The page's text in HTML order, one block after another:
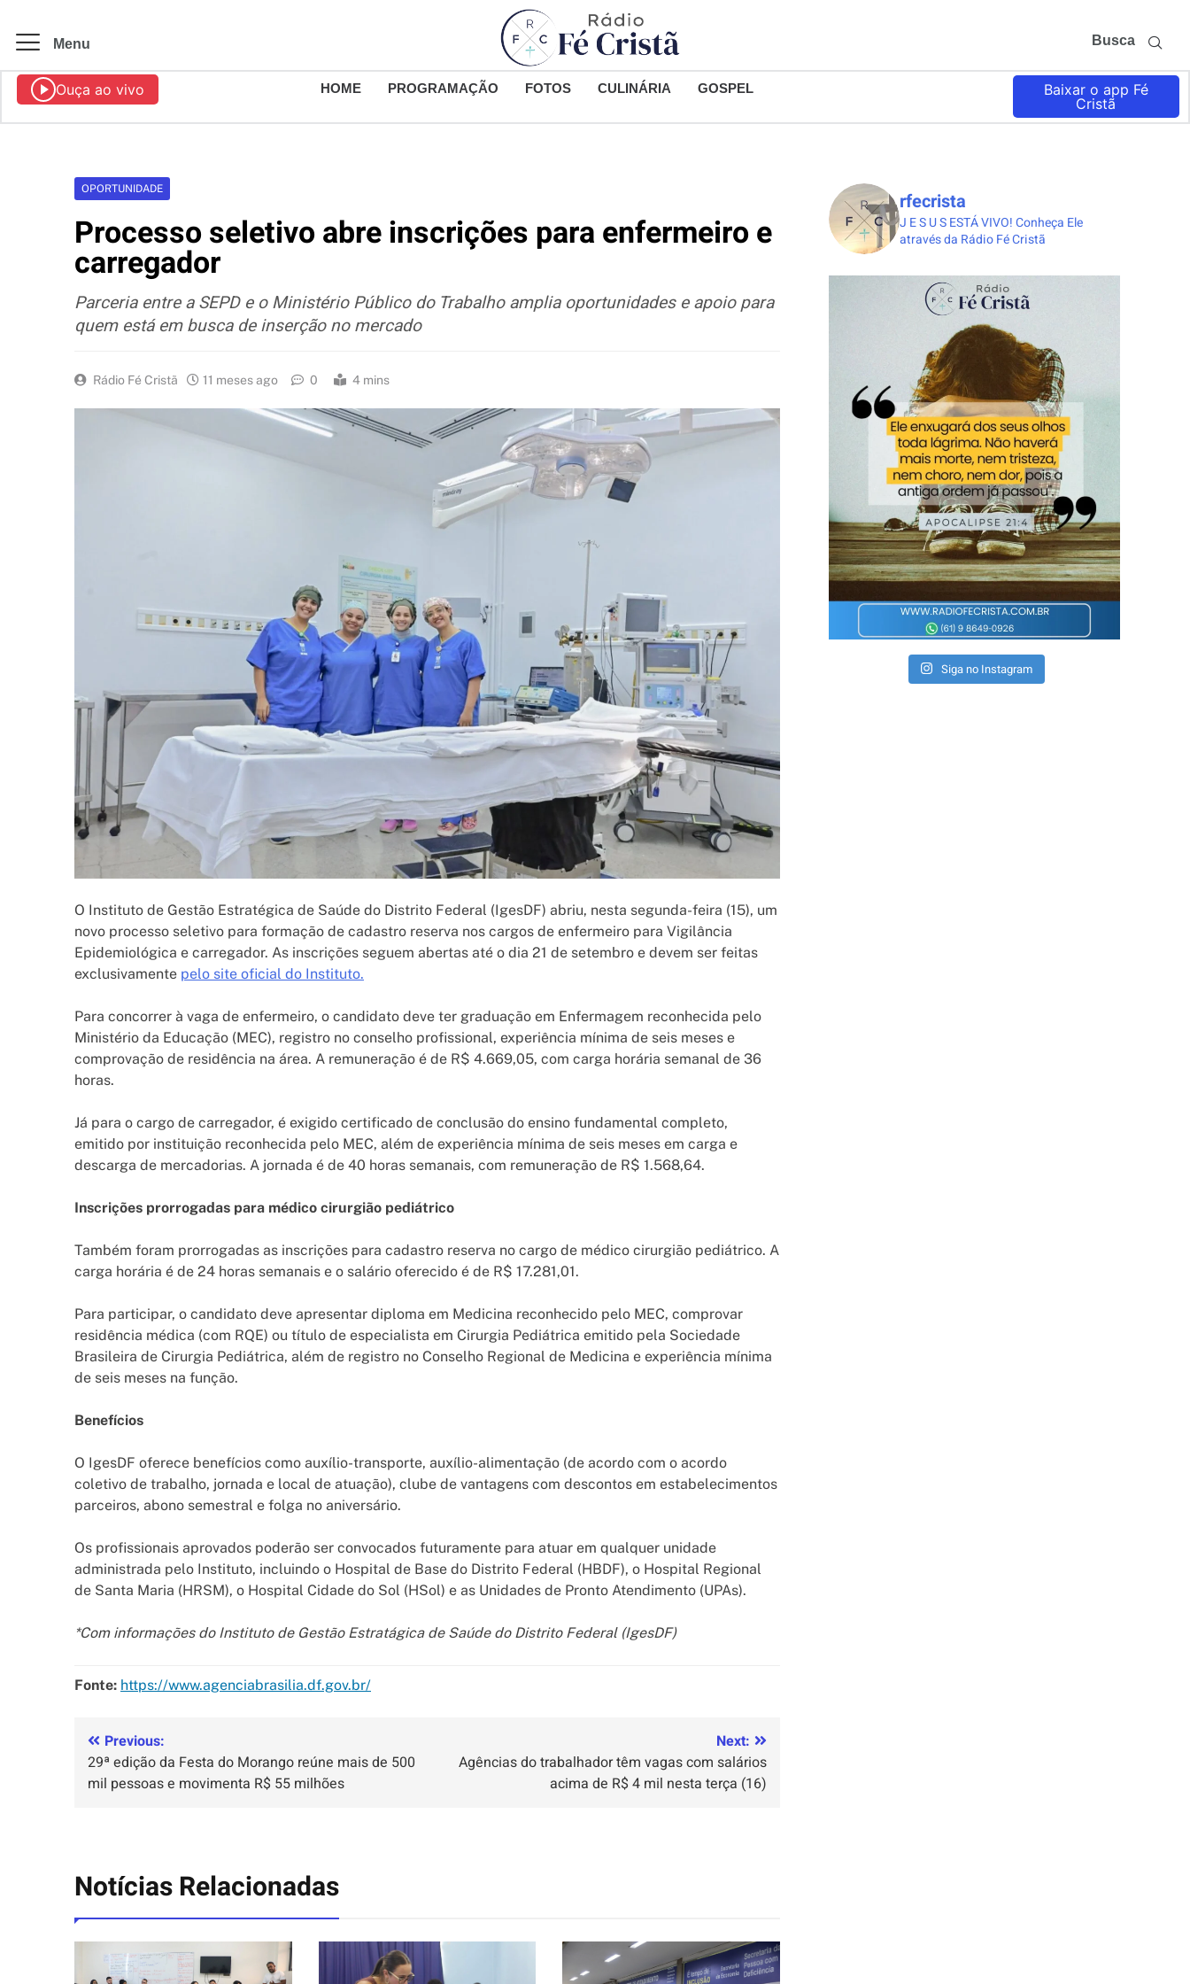
Menu Busca
Ouça ao vivo HOME PROGRAMAÇÃO FOTOS CULINÁRIA GOSPEL
Baixar o app Fé
Cristã
OPORTUNIDADE
Processo seletivo abre inscrições para enfermeiro e
carregador
Parceria entre a SEPD e o Ministério Público do Trabalho amplia oportunidades e apoio para
quem está em busca de inserção no mercado
Rádio Fé Cristã 11 meses ago 0 4 mins
O Instituto de Gestão Estratégica de Saúde do Distrito Federal (IgesDF) abriu, nesta segunda-feira (15), um
novo processo seletivo para formação de cadastro reserva nos cargos de enfermeiro para Vigilância
Epidemiológica e carregador. As inscrições seguem abertas até o dia 21 de setembro e devem ser feitas
exclusivamente pelo site oficial do Instituto.
Para concorrer à vaga de enfermeiro, o candidato deve ter graduação em Enfermagem reconhecida pelo
Ministério da Educação (MEC), registro no conselho profissional, experiência mínima de seis meses e
comprovação de residência na área. A remuneração é de R$ 4.669,05, com carga horária semanal de 36
horas.
Já para o cargo de carregador, é exigido certificado de conclusão do ensino fundamental completo,
emitido por instituição reconhecida pelo MEC, além de experiência mínima de seis meses em carga e
descarga de mercadorias. A jornada é de 40 horas semanais, com remuneração de R$ 1.568,64.
Inscrições prorrogadas para médico cirurgião pediátrico
Também foram prorrogadas as inscrições para cadastro reserva no cargo de médico cirurgião pediátrico. A
carga horária é de 24 horas semanais e o salário oferecido é de R$ 17.281,01.
Para participar, o candidato deve apresentar diploma em Medicina reconhecido pelo MEC, comprovar
residência médica (com RQE) ou título de especialista em Cirurgia Pediátrica emitido pela Sociedade
Brasileira de Cirurgia Pediátrica, além de registro no Conselho Regional de Medicina e experiência mínima
de seis meses na função.
Benefícios
O IgesDF oferece benefícios como auxílio-transporte, auxílio-alimentação (de acordo com o acordo
coletivo de trabalho, jornada e local de atuação), clube de vantagens com descontos em estabelecimentos
parceiros, abono semestral e folga no aniversário.
Os profissionais aprovados poderão ser convocados futuramente para atuar em qualquer unidade
administrada pelo Instituto, incluindo o Hospital de Base do Distrito Federal (HBDF), o Hospital Regional
de Santa Maria (HRSM), o Hospital Cidade do Sol (HSol) e as Unidades de Pronto Atendimento (UPAs).
*Com informações do Instituto de Gestão Estratágica de Saúde do Distrito Federal (IgesDF)
Fonte: https://www.agenciabrasilia.df.gov.br/
Previous:
29ª edição da Festa do Morango reúne mais de 500
mil pessoas e movimenta R$ 55 milhões
Next:
Agências do trabalhador têm vagas com salários
acima de R$ 4 mil nesta terça (16)
Notícias Relacionadas
rfecrista
J E S U S ESTÁ VIVO!Conheça Ele
através da Rádio Fé Cristã
Siga no Instagram